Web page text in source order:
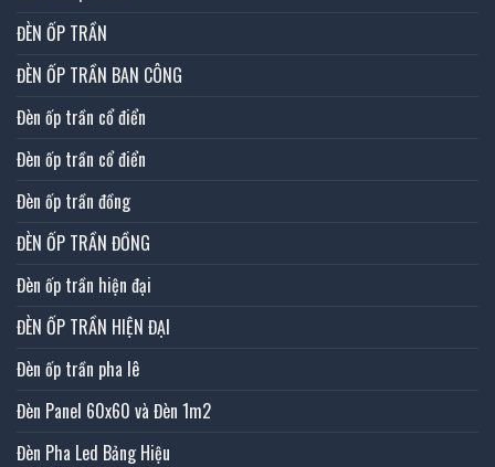
ĐÈN ỐP TRẦN
ĐÈN ỐP TRẦN BAN CÔNG
Đèn ốp trần cổ điển
Đèn ốp trần cổ điển
Đèn ốp trần đồng
ĐÈN ỐP TRẦN ĐỒNG
Đèn ốp trần hiện đại
ĐÈN ỐP TRẦN HIỆN ĐẠI
Đèn ốp trần pha lê
Đèn Panel 60x60 và Đèn 1m2
Đèn Pha Led Bảng Hiệu